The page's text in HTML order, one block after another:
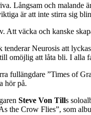
Långsam och malande
är att inte stirra sig
Att väcka och kanske
Neurosis att
omöjlig att låta bli. I alla
fullängdare ”Times of
hör på.
Steve Von Tills
the Crow Flies”, som